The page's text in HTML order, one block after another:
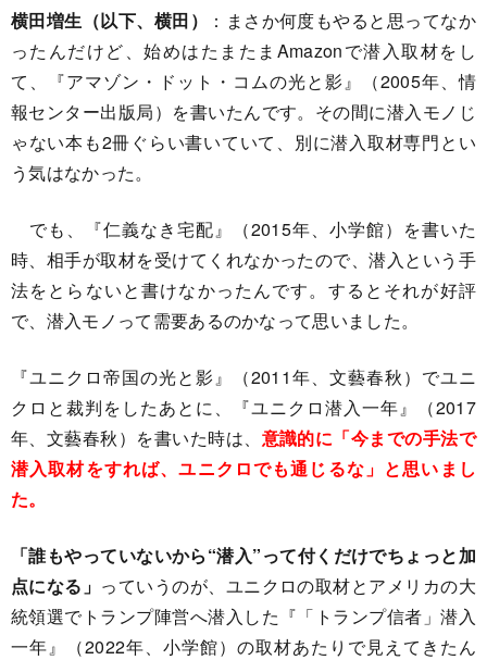
横田増生（以下、横田）
：まさか何度もやると思ってなか
ったんだけど、始めはたまたまAmazonで潜入取材をし
て、『アマゾン・ドット・コムの光と影』（2005年、情
報センター出版局）を書いたんです。その間に潜入モノじ
ゃない本も2冊ぐらい書いていて、別に潜入取材専門とい
う気はなかった。
でも、『仁義なき宅配』（2015年、小学館）を書いた
時、相手が取材を受けてくれなかったので、潜入という手
法をとらないと書けなかったんです。するとそれが好評
で、潜入モノって需要あるのかなって思いました。
『ユニクロ帝国の光と影』（2011年、文藝春秋）でユニ
クロと裁判をしたあとに、『ユニクロ潜入一年』（2017
年、文藝春秋）を書いた時は、 意識的に「今までの手法で
潜入取材をすれば、ユニクロでも通じるな」と思いまし
た。
「誰もやっていないから“潜入”って付くだけでちょっと加
点になる」 っていうのが、ユニクロの取材とアメリカの大
統領選でトランプ陣営へ潜入した『「トランプ信者」潜入
一年』（2022年、小学館）の取材あたりで見えてきたん